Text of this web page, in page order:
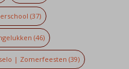
(37)
(46)
| Zomerfeesten (39)